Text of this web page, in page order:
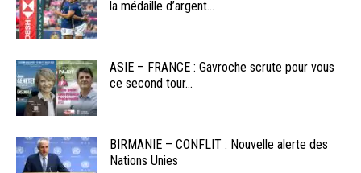
la médaille d’argent...
ASIE – FRANCE : Gavroche scrute pour vous
ce second tour...
BIRMANIE – CONFLIT : Nouvelle alerte des
Nations Unies